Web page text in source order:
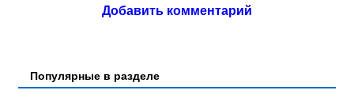
Добавить комментарий
Популярные в разделе